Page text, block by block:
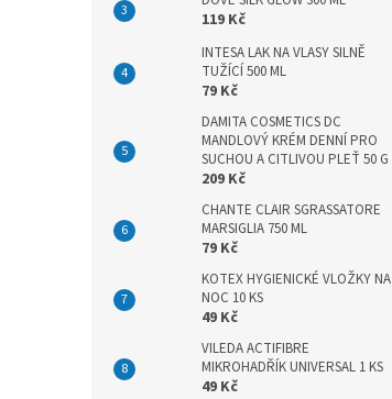
119 Kč
INTESA LAK NA VLASY SILNĚ
TUŽÍCÍ 500 ML
79 Kč
DAMITA COSMETICS DC
MANDLOVÝ KRÉM DENNÍ PRO
SUCHOU A CITLIVOU PLEŤ 50 G
209 Kč
CHANTE CLAIR SGRASSATORE
MARSIGLIA 750 ML
79 Kč
KOTEX HYGIENICKÉ VLOŽKY NA
NOC 10 KS
49 Kč
VILEDA ACTIFIBRE
MIKROHADŘÍK UNIVERSAL 1 KS
49 Kč